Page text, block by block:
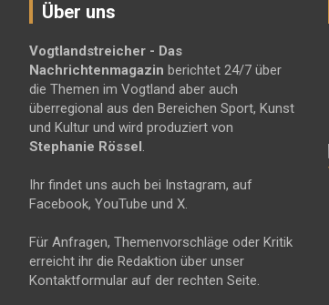
Über uns
Vogtlandstreicher - Das
Nachrichtenmagazin berichtet 24/7 über
die Themen im Vogtland aber auch
überregional aus den Bereichen Sport, Kunst
und Kultur und wird produziert von
Stephanie Rössel.
Ihr findet uns auch bei Instagram, auf
Facebook, YouTube und X.
Für Anfragen, Themenvorschläge oder Kritik
erreicht ihr die Redaktion über unser
Kontaktformular auf der rechten Seite.